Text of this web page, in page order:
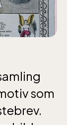
som
april
18,